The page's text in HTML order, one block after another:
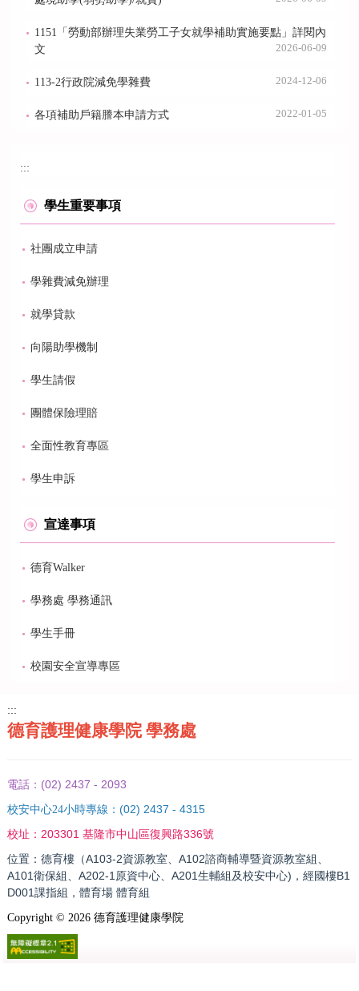
1151「勞動部辦理失業勞工子女就學補助實施要點」詳閱內
文
2026-06-09
113-2行政院減免學雜費 2024-12-06
各項補助戶籍謄本申請方式 2022-01-05
:::
學生重要事項
社團成立申請
學雜費減免辦理
就學貸款
向陽助學機制
學生請假
團體保險理賠
全面性教育專區
學生申訴
宣達事項
德育Walker
學務處 學務通訊
學生手冊
校園安全宣導專區
:::
德育護理健康學院 學務處
電話： (02) 2437 - 2093
校安中心24小時專線： (02) 2437 - 4315
校址： 203301 基隆市中山區復興路336號
位置：德育樓（A103-2資源教室、A102諮商輔導暨資源教室組、
A101衛保組、A202-1原資中心、A201生輔組及校安中心)，經國樓B1
D001課指組，體育場 體育組
Copyright © 2026德育護理健康學院